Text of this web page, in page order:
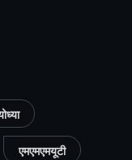
एमएमएमयूटी